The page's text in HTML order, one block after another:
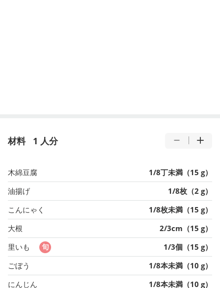
材料 1 人分
木綿豆腐
1/8丁未満（15 g）
油揚げ
1/8枚（2 g）
こんにゃく
1/8枚未満（15 g）
大根
2/3cm（15 g）
里いも
1/3個（15 g）
ごぼう
1/8本未満（10 g）
にんじん
1/8本未満（10 g）